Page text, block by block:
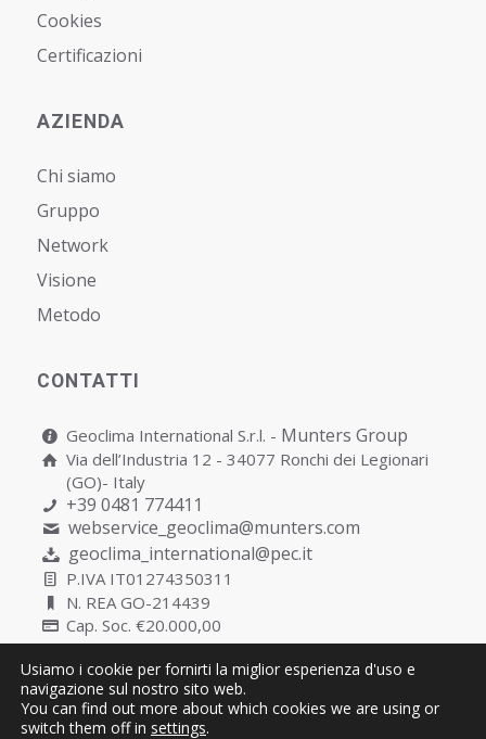
Cookies
Certificazioni
AZIENDA
Chi siamo
Gruppo
Network
Visione
Metodo
CONTATTI
Geoclima International S.r.l. - Munters Group
Via dell’Industria 12 - 34077 Ronchi dei Legionari
(GO)- Italy
+39 0481 774411
webservice_geoclima@munters.com
geoclima_international@pec.it
P.IVA IT01274350311
N. REA GO-214439
Cap. Soc. €20.000,00
Copyright © Geoclima International S.r.l. Unipersonale | P.IVA
Usiamo i cookie per fornirti la miglior esperienza d'uso e
navigazione sul nostro sito web.
You can find out more about which cookies we are using or
switch them off in settings.